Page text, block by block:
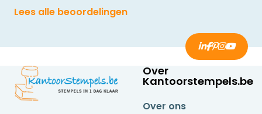
Lees alle beoordelingen
Over
Kantoorstempels.be
Over ons